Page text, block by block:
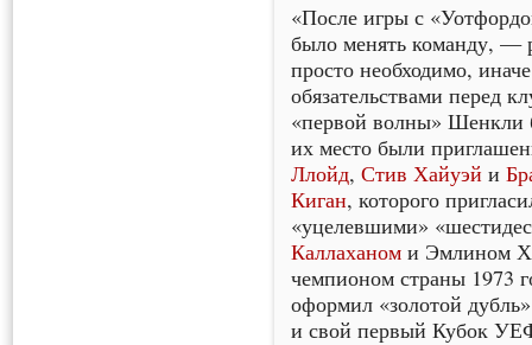
«После игры с
было менять команду, —
просто необходимо,
обязательствами перед
«первой волны»
их место были
Ллойд,Стив Хайуэй и
Киган, которого
«уцелевшими»
Каллаханом и Эмлином
чемпионом страны 1973
оформил «золотой
и свой первый Кубок